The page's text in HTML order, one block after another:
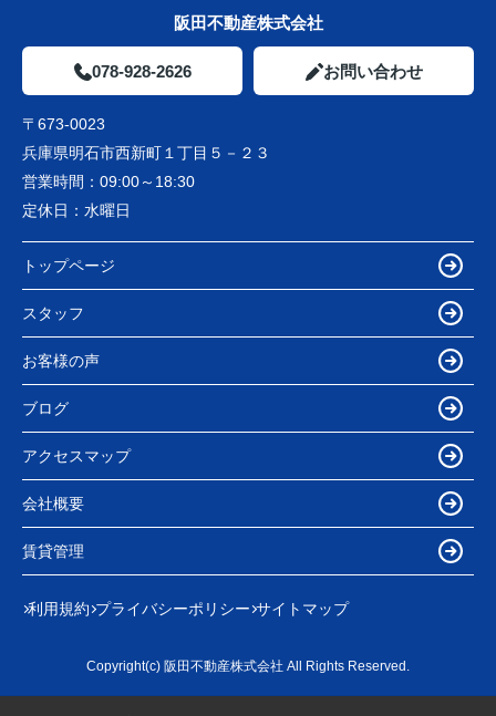
阪田不動産株式会社
078-928-2626 お問い合わせ
〒673-0023
兵庫県明石市西新町１丁目５－２３
営業時間： 09:00～18:30
定休日： 水曜日
トップページ
スタッフ
お客様の声
ブログ
アクセスマップ
会社概要
賃貸管理
利用規約 プライバシーポリシー サイトマップ
Copyright(c) 阪田不動産株式会社 All Rights Reserved.